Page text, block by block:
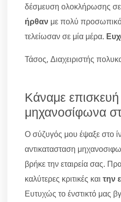
δέσμευση ολοκλήρωσης
ήρθαν με πολύ προσωπικό
τελείωσαν σε μία μέρα.
Τάσος, Διαχειριστής
Κάναμε επισκευή
μηχανοσίφωνα
Ο σύζυγός μου έψαξε στο
αντικατασταση
βρήκε την εταιρεία σας.
καλύτερες κριτικές και την
Ευτυχώς το ένστικτό μας